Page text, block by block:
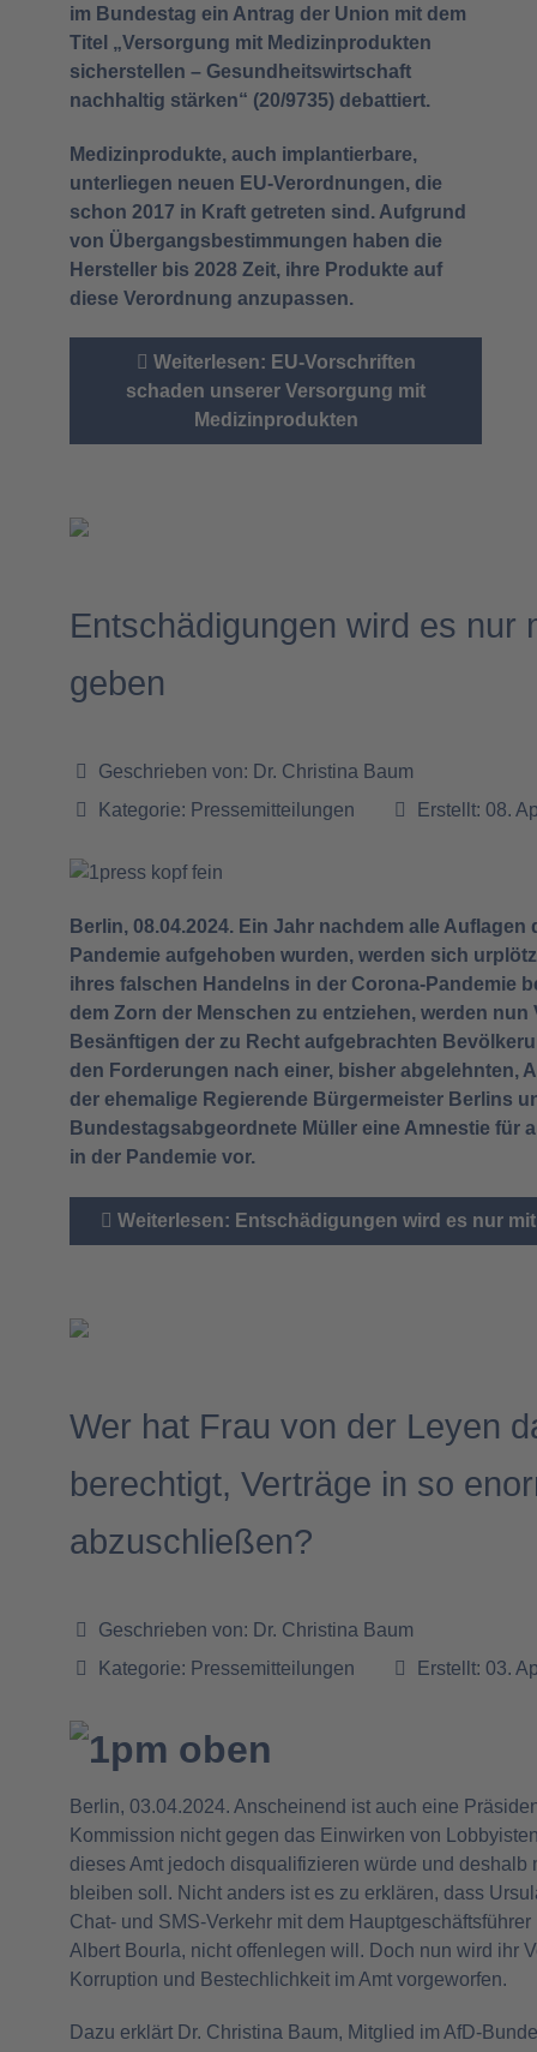
im Bundestag ein Antrag der Union mit dem
Titel „Versorgung mit Medizinprodukten
sicherstellen – Gesundheitswirtschaft
nachhaltig stärken“ (20/9735) debattiert.
Medizinprodukte, auch implantierbare,
unterliegen neuen EU-Verordnungen, die
schon 2017 in Kraft getreten sind. Aufgrund
von Übergangsbestimmungen haben die
Hersteller bis 2028 Zeit, ihre Produkte auf
diese Verordnung anzupassen.
Weiterlesen: EU-Vorschriften
schaden unserer Versorgung mit
Medizinprodukten
Entschädigungen wird es nur
geben
Geschrieben von: Dr. Christina Baum
Kategorie: Pressemitteilungen Erstellt: 08.
Berlin, 08.04.2024. Ein Jahr nachdem alle Auflagen
Pandemie aufgehoben wurden, werden sich
ihres falschen Handelns in der Corona-Pandemie
dem Zorn der Menschen zu entziehen, werden nun
Besänftigen der zu Recht aufgebrachten
den Forderungen nach einer, bisher abgelehnten,
der ehemalige Regierende Bürgermeister Berlins
Bundestagsabgeordnete Müller eine Amnestie für
in der Pandemie vor.
Weiterlesen: Entschädigungen wird es nur
Wer hat Frau von der Leyen
berechtigt, Verträge in so
abzuschließen?
Geschrieben von: Dr. Christina Baum
Kategorie: Pressemitteilungen Erstellt: 03.
Berlin, 03.04.2024. Anscheinend ist auch eine
Kommission nicht gegen das Einwirken von
dieses Amt jedoch disqualifizieren würde und deshalb
bleiben soll. Nicht anders ist es zu erklären, dass
Chat- und SMS-Verkehr mit dem Hauptgeschäftsführer
Albert Bourla, nicht offenlegen will. Doch nun wird ihr
Korruption und Bestechlichkeit im Amt vorgeworfen.
Dazu erklärt Dr. Christina Baum, Mitglied im AfD-